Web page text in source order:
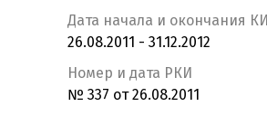
Дата начала и окончания КИ
26.08.2011 - 31.12.2012
Номер и дата РКИ
№ 337 от 26.08.2011